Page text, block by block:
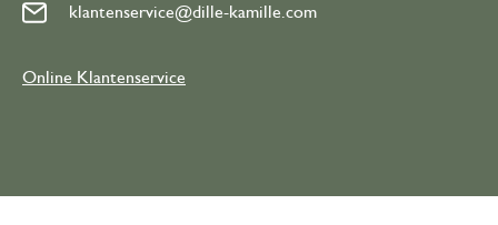
klantenservice@dille-kamille.com
Online Klantenservice